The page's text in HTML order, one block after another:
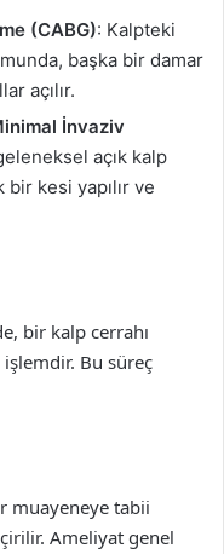
(CABG): Kalpteki
başka bir damar
açılır.
İnvaziv
açık kalp
kesi yapılır ve
bir kalp cerrahı
Bu süreç
muayeneye tabii
Ameliyat genel